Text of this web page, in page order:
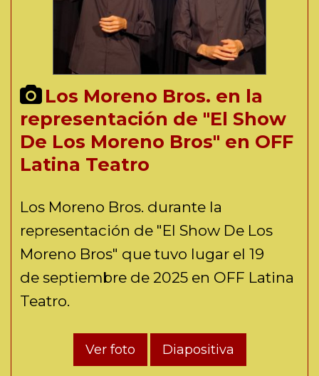
Los Moreno Bros. en la
representación de "El Show
De Los Moreno Bros" en OFF
Latina Teatro
Los Moreno Bros. durante la
representación de "El Show De Los
Moreno Bros" que tuvo lugar el 19
de septiembre de 2025 en OFF Latina
Teatro.
Ver foto Diapositiva